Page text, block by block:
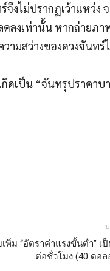
งไม่ปรากฏเว้าแหว่ง
ดลงเท่านั้น หากถ่ายภา
ามสว่างของดวงจันทร์
ดเป็น “จันทรุปราคาบ
เพิ่ม “อัตราค่าแรงขั้นต่ำ” เ
ต่อชั่วโมง (40 ดอล